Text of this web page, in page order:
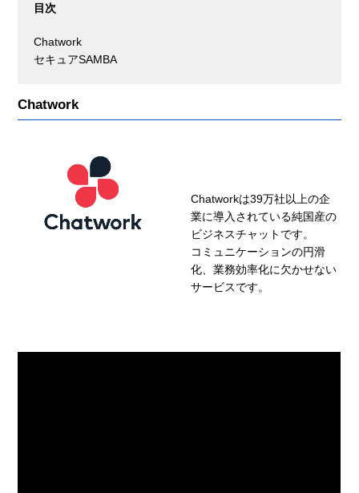
目次
Chatwork
セキュアSAMBA
Chatwork
Chatworkは39万社以上の企
業に導入されている純国産の
ビジネスチャットです。
コミュニケーションの円滑
化、業務効率化に欠かせない
サービスです。